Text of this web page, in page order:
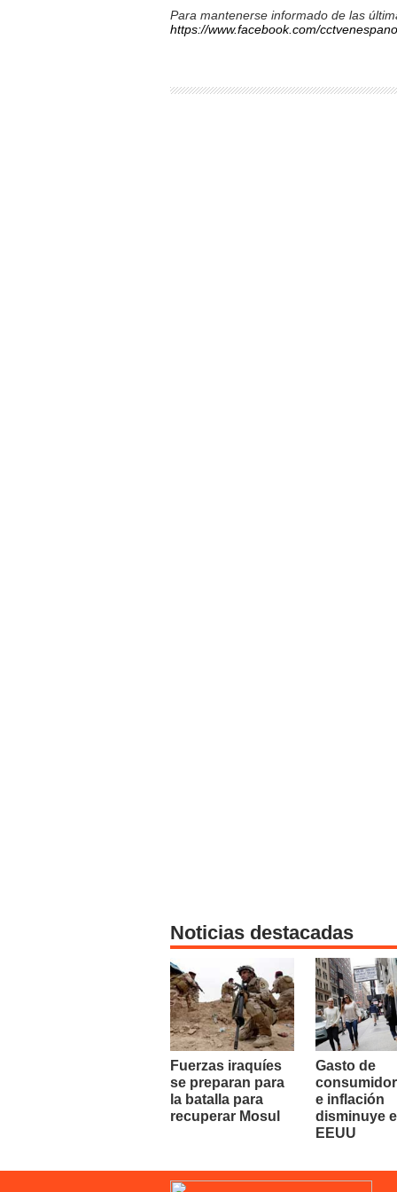
Para mantenerse informado de las
https://www.facebook.com/
Noticias destacadas
Fuerzas iraquíes
se preparan para
la batalla para
recuperar Mosul
Gasto de
e inflación
disminuye
EEUU